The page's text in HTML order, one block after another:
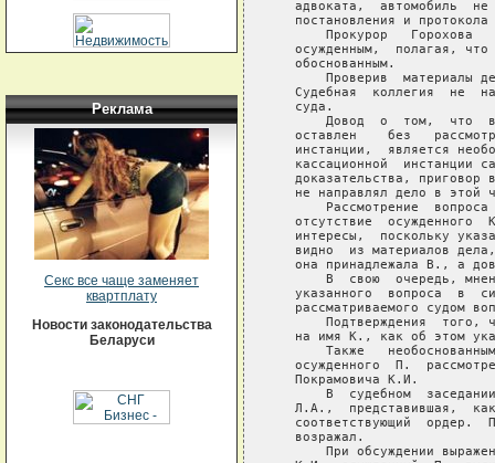
Реклама
Секс все чаще заменяет
квартплату
Новости законодательства
Беларуси
адвоката,  автомобиль
постановления и протокола
Прокурор   Горохова
осужденным,  полагая,
   обоснованным.
Проверив  материалы
Судебная  коллегия  не
   суда.
Довод  о  том,  что
оставлен    без
инстанции,  является
кассационной  инстанции
доказательства, приговор
не направлял дело в этой
Рассмотрение
отсутствие  осужденного
интересы,  поскольку
видно  из материалов
она принадлежала В., а
В  свою  очередь,
указанного  вопроса  в
рассматриваемого судом
Подтверждения  того,
на имя К., как об этом
Также
осужденного  П.
   Покрамовича К.И.
В  судебном
Л.А.,  представившая,
соответствующий  ордер.
   возражал.
При обсуждении